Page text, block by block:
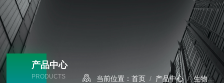
产品中心
PRODUCTS 当前位置：首页 / 产品中心/生物制药